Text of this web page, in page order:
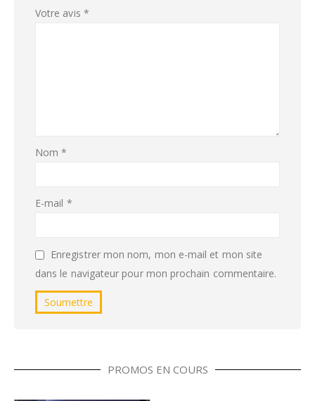
Votre avis *
Nom*
E-mail *
Enregistrer mon nom, mon e-mail et mon site
dans le navigateur pour mon prochain commentaire.
PROMOS EN COURS